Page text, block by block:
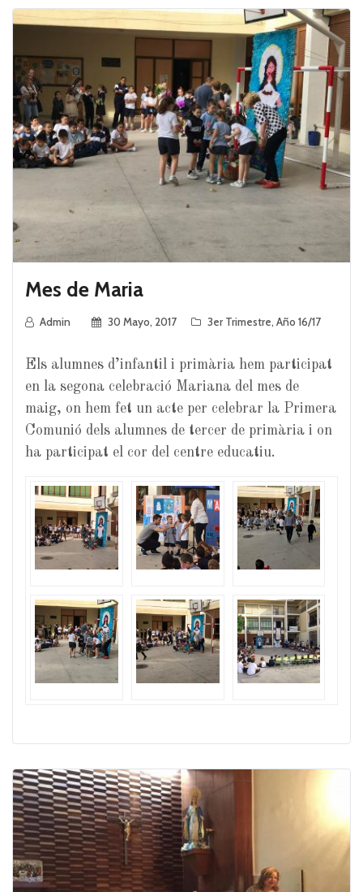
Mes de Maria
Admin 30 Mayo, 2017 3er Trimestre, Año 16/17
Els alumnes d’infantil i primària hem participat
en la segona celebració Mariana del mes de
maig, on hem fet un acte per celebrar la Primera
Comunió dels alumnes de tercer de primària i on
ha participat el cor del centre educatiu.